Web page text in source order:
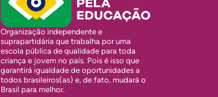
Organização independente e
suprapartidária que trabalha por uma
escola pública de qualidade para toda
criança e jovem no país. Pois é isso que
garantirá igualdade de oportunidades a
todos brasileiros(as) e, de fato, mudará o
Brasil para melhor.